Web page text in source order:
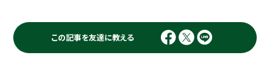
この記事を友達に教える